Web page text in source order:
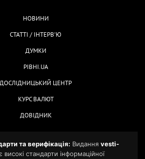
НОВИНИ
СТАТТІ / ІНТЕРВ'Ю
ДУМКИ
РІВНІ.UA
ДОСЛІДНИЦЬКИЙ ЦЕНТР
КУРС ВАЛЮТ
ДОВІДНИК
та верифікація: Видання vesti-
високі стандарти інформаційної